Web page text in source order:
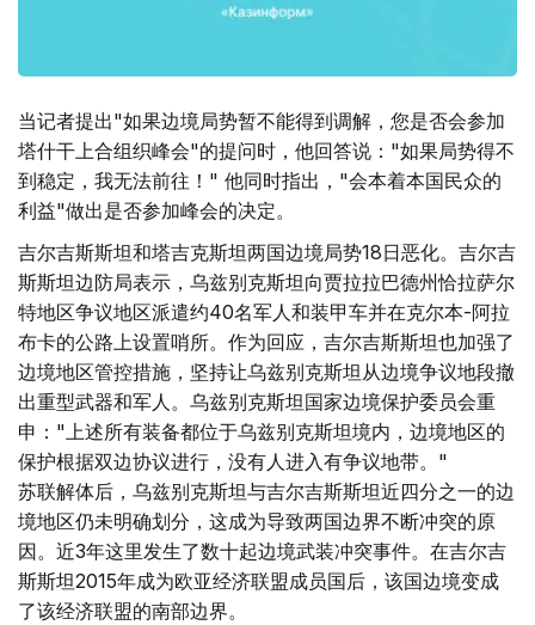
当记者提出"如果边境局势暂不能得到调解，您是否会参加
塔什干上合组织峰会"的提问时，他回答说："如果局势得不
到稳定，我无法前往！" 他同时指出，"会本着本国民众的
利益"做出是否参加峰会的决定。
吉尔吉斯斯坦和塔吉克斯坦两国边境局势18日恶化。吉尔吉
斯斯坦边防局表示，乌兹别克斯坦向贾拉拉巴德州恰拉萨尔
特地区争议地区派遣约40名军人和装甲车并在克尔本-阿拉
布卡的公路上设置哨所。作为回应，吉尔吉斯斯坦也加强了
边境地区管控措施，坚持让乌兹别克斯坦从边境争议地段撤
出重型武器和军人。乌兹别克斯坦国家边境保护委员会重
申："上述所有装备都位于乌兹别克斯坦境内，边境地区的
保护根据双边协议进行，没有人进入有争议地带。"
苏联解体后，乌兹别克斯坦与吉尔吉斯斯坦近四分之一的边
境地区仍未明确划分，这成为导致两国边界不断冲突的原
因。近3年这里发生了数十起边境武装冲突事件。在吉尔吉
斯斯坦2015年成为欧亚经济联盟成员国后，该国边境变成
了该经济联盟的南部边界。